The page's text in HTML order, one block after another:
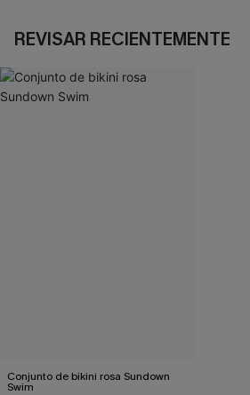
REVISAR RECIENTEMENTE
Conjunto de bikini rosa Sundown
Swim